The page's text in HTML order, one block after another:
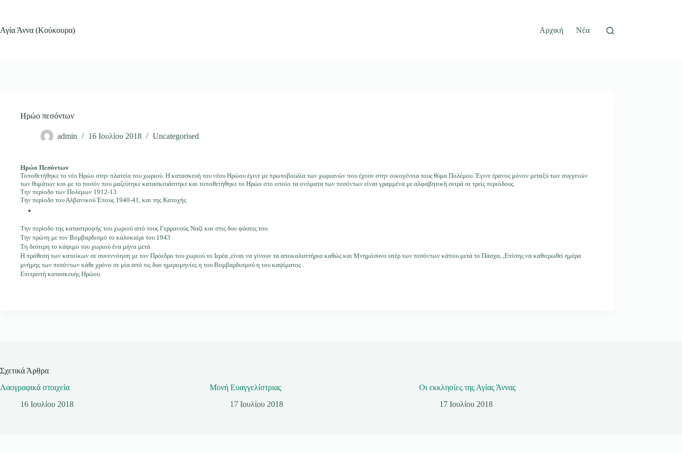
Αγία Άννα (Κούκουρα)
Αρχική Νέα
Ηρώο πεσόντων
admin 16 Ιουλίου 2018 Uncategorised
Ηρώο Πεσόντων
Τοποθετήθηκε το νέο Ηρώο στην πλατεία του χωριού. Η κατασκευή του νέου Ηρώου έγινε με πρωτοβουλία των χωριανών που έχουν στην οικογένεια τους θύμα Πολέμου. Έγινε έρανος μόνον μεταξύ των συγγενών
των θυμάτων και με το ποσόν που μαζεύτηκε κατασκευάστηκε και τοποθετήθηκε το Ηρώο στο οποίο τα ονόματα των πεσόντων είναι γραμμένα με αλφαβητική σειρά σε τρείς περιόδους.
Την περίοδο των Πολέμων 1912-13
Την περίοδο του Αλβανικού Έπους 1940-41, και της Κατοχής
Την περίοδο της καταστροφής του χωριού από τους Γερμανούς Ναζί και στις δυο φάσεις του.
Την πρώτη με τον Βομβαρδισμό το καλοκαίρι του 1943
Τη δεύτερη το κάψιμο του χωριού ένα μήνα μετά
Η πρόθεση των κατοίκων σε συνεννόηση με τον Πρόεδρο του χωριού το Ιερέα ,είναι να γίνουν τα αποκαλυπτήρια καθώς και Μνημόσυνο υπέρ των πεσόντων κάπου μετά το Πάσχα, ,Επίσης να καθιερωθεί ημέρα
μνήμης των πεσόντων κάθε χρόνο σε μία από τις δυο ημερομηνίες η του Βομβαρδισμού η του καψίματος .
Επιτροπή κατασκευής Ηρώου.
Σχετικά Άρθρα
Λαογραφικά στοιχεία
16 Ιουλίου 2018
Μονή Ευαγγελίστριας
17 Ιουλίου 2018
Οι εκκλησίες της Αγίας Άννας
17 Ιουλίου 2018